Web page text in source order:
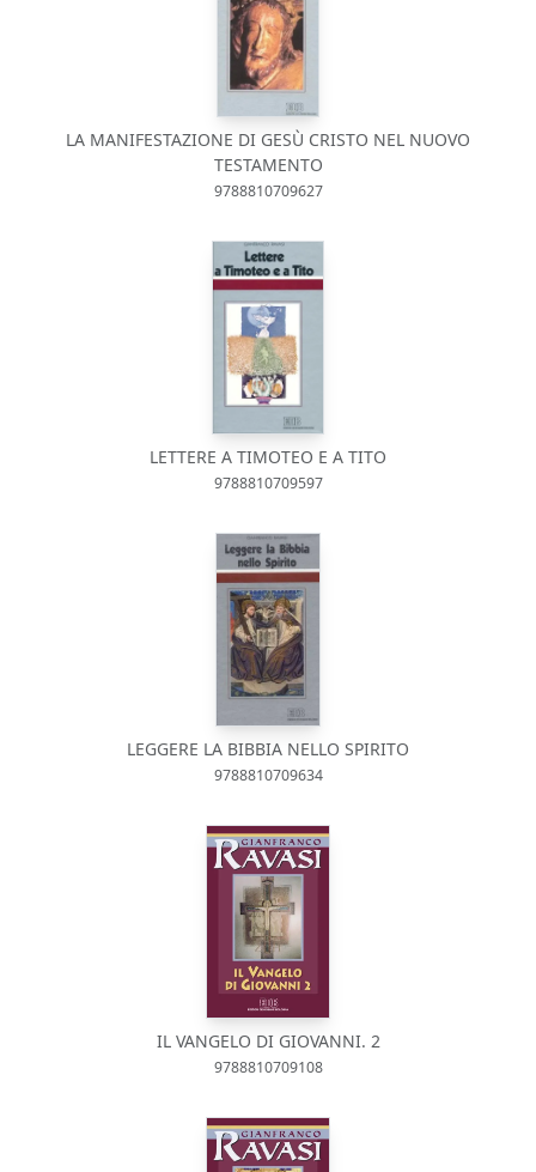
LA MANIFESTAZIONE DI GESÙ CRISTO NEL NUOVO
TESTAMENTO
9788810709627
LETTERE A TIMOTEO E A TITO
9788810709597
LEGGERE LA BIBBIA NELLO SPIRITO
9788810709634
IL VANGELO DI GIOVANNI. 2
9788810709108